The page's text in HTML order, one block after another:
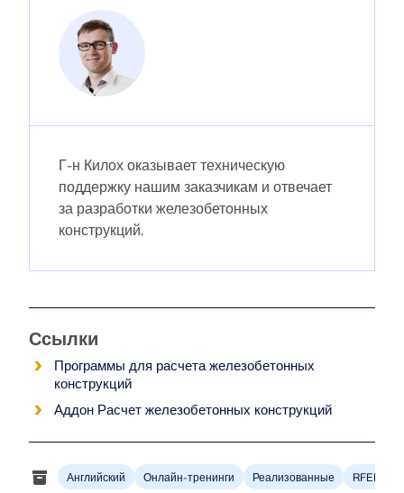
Г-н Килох оказывает техническую
поддержку нашим заказчикам и отвечает
за разработки железобетонных
конструкций.
Ссылки
Программы для расчета железобетонных
конструкций
Аддон Расчет железобетонных конструкций
Английский Онлайн-тренинги Реализованные RFEM 6